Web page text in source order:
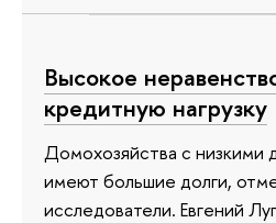
Высокое
кредитную нагрузку
Домохозяйства с низкими
имеют большие долги,
исследователи. Евгений